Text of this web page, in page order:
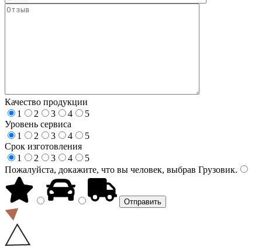
Качество продукции
1
2 3 4
5
Уровень сервиса
1
2 3 4
5
Срок изготовления
1
2 3 4
5
Пожалуйста, докажите, что вы человек, выбрав Грузовик.